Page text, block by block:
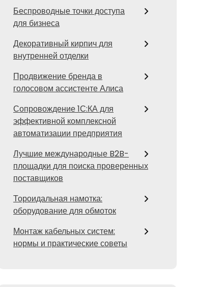
Беспроводные точки доступа
для бизнеса
Декоративный кирпич для
внутренней отделки
Продвижение бренда в
голосовом ассистенте Алиса
Сопровождение 1С:КА для
эффективной комплексной
автоматизации предприятия
Лучшие международные B2B-
площадки для поиска проверенных
поставщиков
Тороидальная намотка:
оборудование для обмоток
Монтаж кабельных систем:
нормы и практические советы